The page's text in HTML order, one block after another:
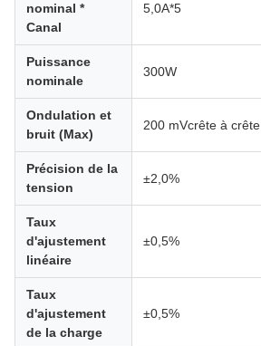
nominal *
Canal
5,0A*5
Puissance
nominale
300W
Ondulation et
bruit (Max)
200 mVcrête à crête
Précision de la
tension
±2,0%
Taux
d'ajustement
linéaire
±0,5%
Taux
d'ajustement
de la charge
±0,5%